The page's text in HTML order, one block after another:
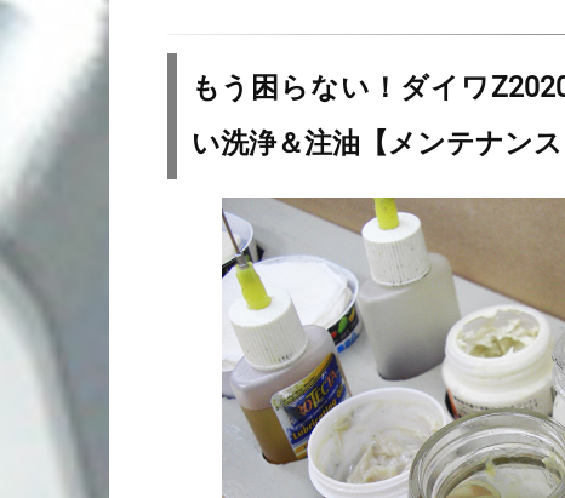
もう困らない！ダイワ
い洗浄＆注油【メンテナンス